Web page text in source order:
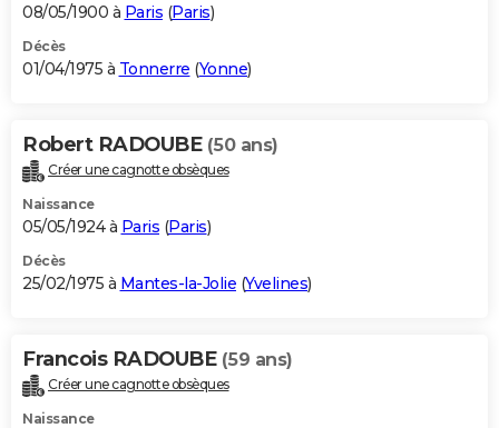
08/05/1900 à Paris (Paris)
Décès
01/04/1975 à Tonnerre (Yonne)
Robert RADOUBE (50 ans)
Créer une cagnotte obsèques
Naissance
05/05/1924 à Paris (Paris)
Décès
25/02/1975 à Mantes-la-Jolie (Yvelines)
Francois RADOUBE (59 ans)
Créer une cagnotte obsèques
Naissance